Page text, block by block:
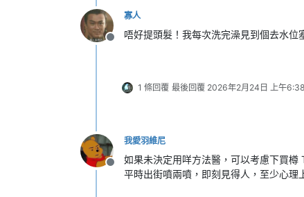
離線
寡人
唔好提頭髮！我每次洗完澡見到個去水位
1 條回覆 最後回覆 2026年2月24日 上午6:38
離線
我愛羽維尼
如果未決定用咩方法醫，可以考慮下買
平時出街噴兩噴，即刻見得人，至少心理